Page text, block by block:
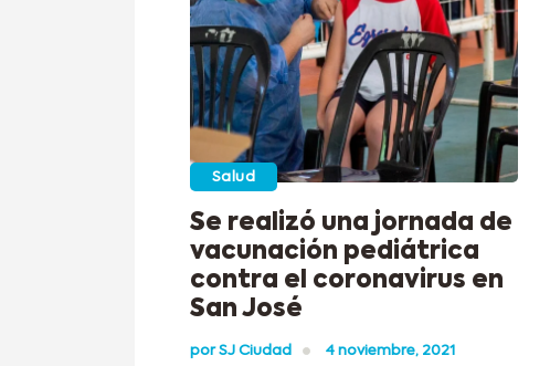
Salud
Se realizó una jornada de
vacunación pediátrica
contra el coronavirus en
San José
porSJ Ciudad 4 noviembre, 2021